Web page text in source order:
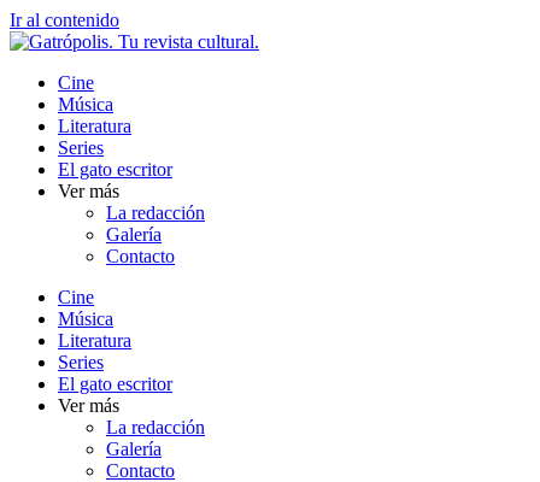
Ir al contenido
Cine
Música
Literatura
Series
El gato escritor
Ver más
La redacción
Galería
Contacto
Cine
Música
Literatura
Series
El gato escritor
Ver más
La redacción
Galería
Contacto